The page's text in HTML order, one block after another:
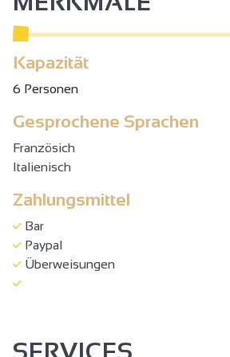
Kapazität
6 Personen
Gesprochene Sprachen
Französich
Italienisch
Zahlungsmittel
Bar
Paypal
Überweisungen